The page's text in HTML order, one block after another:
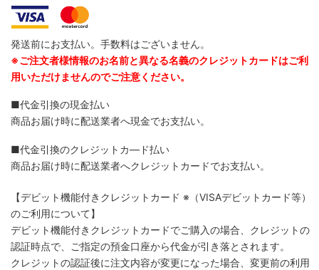
発送前にお支払い。手数料はございません。
※ご注文者様情報のお名前と異なる名義のクレジットカードはご利
用いただけませんのでご注意ください。
■代金引換の現金払い
商品お届け時に配送業者へ現金でお支払い。
■代金引換のクレジットカ―ド払い
商品お届け時に配送業者へクレジットカードでお支払い。
【デビット機能付きクレジットカード ※（VISAデビットカード等）
のご利用について】
デビット機能付きクレジットカードでご購入の場合、クレジットの
認証時点で、ご指定の預金口座から代金が引き落とされます。
クレジットの認証後に注文内容が変更になった場合、変更前の利用